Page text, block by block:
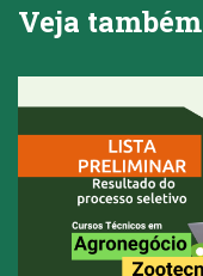
Veja também